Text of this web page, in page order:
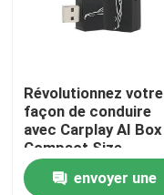
Aperçu
Révolutionnez votre
façon de conduire
avec Carplay AI Box
Compact Size
Performance
puissanteenvoyer une